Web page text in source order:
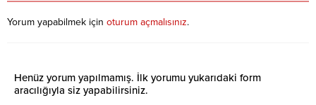
Yorum yapabilmek için oturum açmalısınız.
Henüz yorum yapılmamış. İlk yorumu yukarıdaki form
aracılığıyla siz yapabilirsiniz.